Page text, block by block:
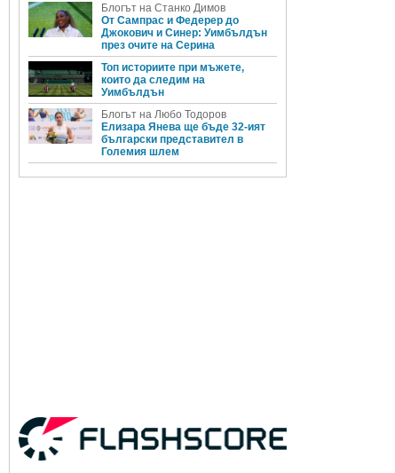
Блогът на Станко Димов
От Сампрас и Федерер до
Джокович и Синер: Уимбълдън
през очите на Серина
Топ историите при мъжете,
които да следим на
Уимбълдън
Блогът на Любо Тодоров
Елизара Янева ще бъде 32-ият
български представител в
Големия шлем